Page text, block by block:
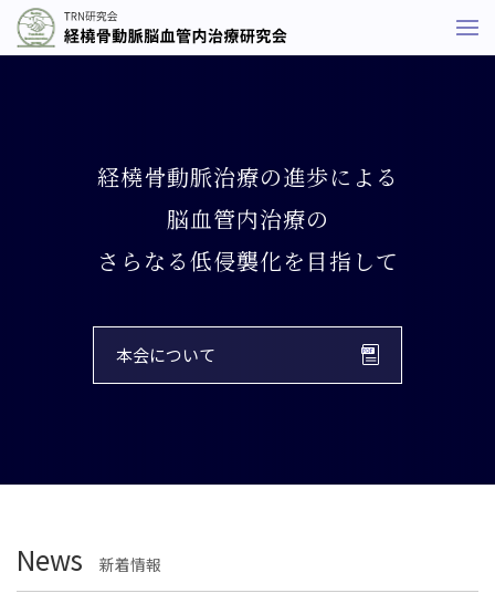
経橈骨動脈治療の進歩による
脳血管内治療の
さらなる低侵襲化を目指して
本会について
News 新着情報